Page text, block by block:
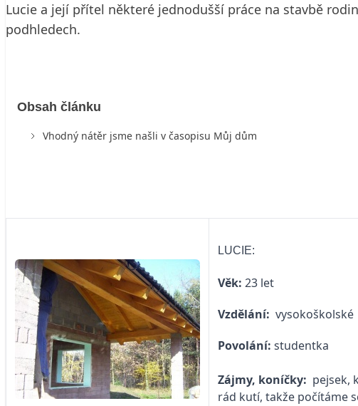
Lucie a její přítel některé jednodušší práce na stavbě
podhledech.
Obsah článku
Vhodný nátěr jsme našli v časopisu Můj dům
LUCIE:
Věk: 23 let
Vzdělání: vysokoškolské
Povolání: studentka
Zájmy, koníčky: pejsek,
rád kutí, takže počítáme